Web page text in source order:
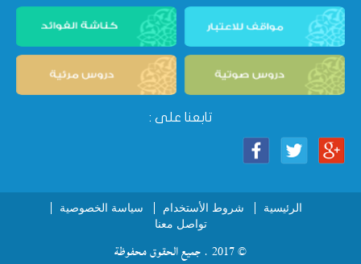
تابعنا على :
الرئيسية شروط الأستخدام
سياسة الخصوصية
تواصل معنا
© 2017 . جميع الحقوق محفوظة